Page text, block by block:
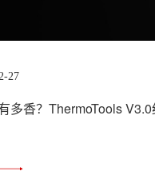
27
多香？ThermoTools